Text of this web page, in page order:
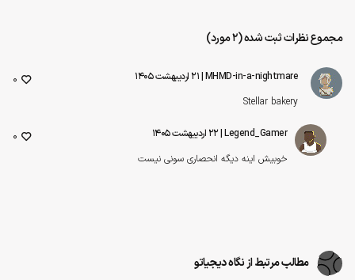
مجموع نظرات ثبت شده (2 مورد)
MHMD-in-a-nightmare| ۲۱ اردیبهشت ۱۴۰۵
Stellar bakery
0
Legend_Gamer| ۲۲ اردیبهشت ۱۴۰۵
خوبیش اینه دیگه انحصاری سونی نیست
0
مطالب مرتبط از نگاه دیجیاتو